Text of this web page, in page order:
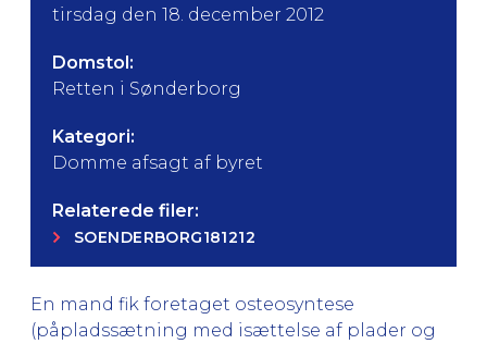
tirsdag den 18. december 2012
Domstol:
Retten i Sønderborg
Kategori:
Domme afsagt af byret
Relaterede filer:
SOENDERBORG181212
En mand fik foretaget osteosyntese
(påpladssætning med isættelse af plader og